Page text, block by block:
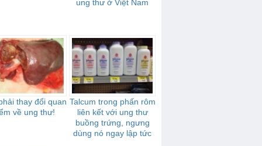
ung thư ở Việt Nam
thay đổi quan
về ung thư!
Talcum trong phấn rôm
liên kết với ung thư
buồng trứng, ngưng
dùng nó ngay lập tức